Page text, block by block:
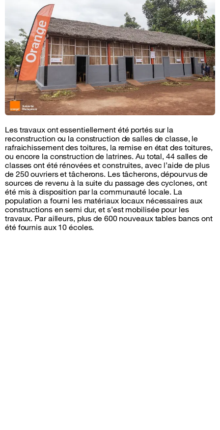
Les travaux ont essentiellement été portés sur la
reconstruction ou la construction de salles de classe, le
rafraichissement des toitures, la remise en état des toitures,
ou encore la construction de latrines. Au total, 44 salles de
classes ont été rénovées et construites, avec l’aide de plus
de 250 ouvriers et tâcherons. Les tâcherons, dépourvus de
sources de revenu à la suite du passage des cyclones, ont
été mis à disposition par la communauté locale. La
population a fourni les matériaux locaux nécessaires aux
constructions en semi dur, et s’est mobilisée pour les
travaux. Par ailleurs, plus de 600 nouveaux tables bancs ont
été fournis aux 10 écoles.